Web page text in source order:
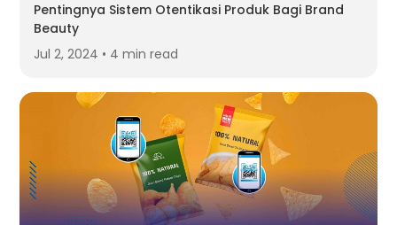
Pentingnya Sistem Otentikasi Produk Bagi Brand
Beauty
Jul 2, 2024 • 4 min read